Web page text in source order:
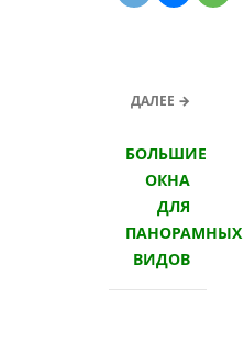
ДАЛЕЕ →
БОЛЬШИЕ
ОКНА
ДЛЯ
ПАНОРАМНЫХ
ВИДОВ